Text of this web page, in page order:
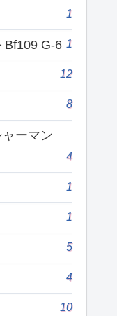
1
Bf109 G-6 1
12
8
ーマン
4
1
1
5
4
10